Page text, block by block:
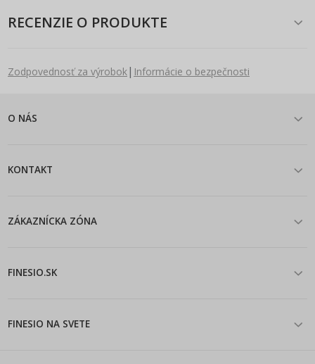
RECENZIE O PRODUKTE
Zodpovednosť za výrobok| Informácie o bezpečnosti
O NÁS
KONTAKT
ZÁKAZNÍCKA ZÓNA
FINESIO.SK
FINESIO NA SVETE